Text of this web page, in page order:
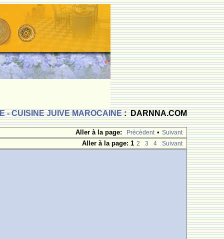
- CUISINE JUIVE MAROCAINE: DARNNA.COM
Aller à la page: Prècèdent • Suivant
Aller à la page: 1 2 3 4 Suivant